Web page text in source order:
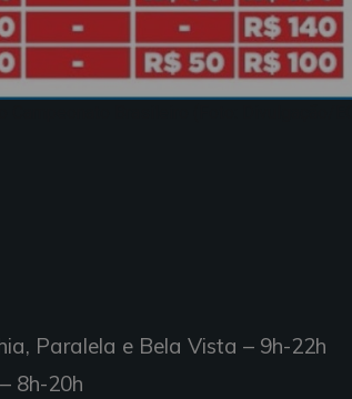
Paralela e Bela Vista – 9h-22h
8h-20h